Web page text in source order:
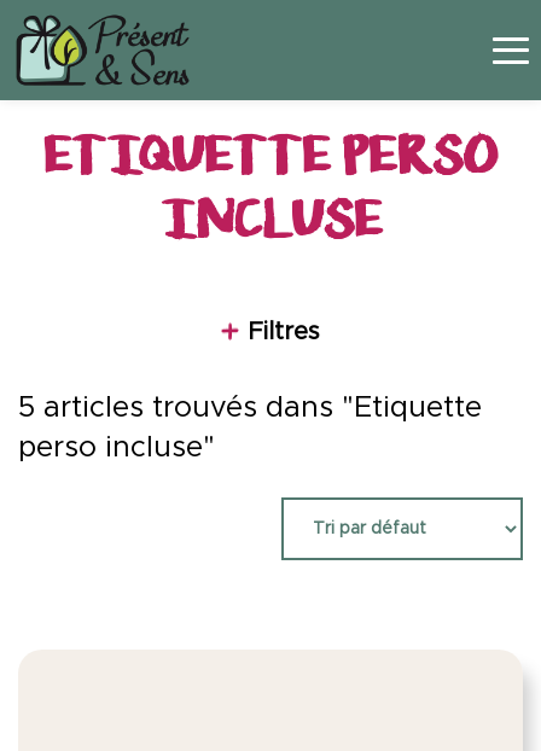
ETIQUETTE PERSO
INCLUSE
Filtres
5 articles trouvés dans "Etiquette
perso incluse"
Panneau de gestion des cookies